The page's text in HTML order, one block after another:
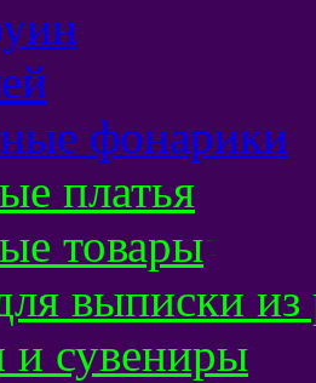
фонарики
платья
товары
выписки из
и сувениры